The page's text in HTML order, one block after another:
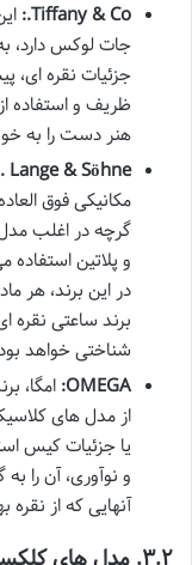
Tiffany & Co.:
جات لوکس دارد،
جزئیات نقره
ظریف و استفاده
هنر دست را به
Lange & Söhne:
مکانیکی فوق
گرچه در اغلب
و پلاتین
در این برند، هر
برند ساعتی نقره
شناختی خواهد
OMEGA: امگا،
از مدل های
یا جزئیات کیس
و نوآوری، آن را
آنهایی که از